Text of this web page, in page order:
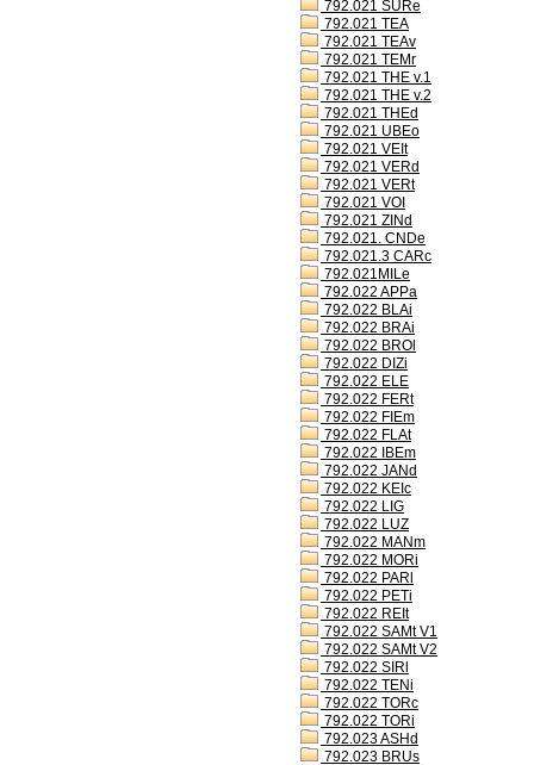
792.021 SURe
792.021 TEA
792.021 TEAv
792.021 TEMr
792.021 THE v.1
792.021 THE v.2
792.021 THEd
792.021 UBEo
792.021 VEIt
792.021 VERd
792.021 VERt
792.021 VOI
792.021 ZINd
792.021. CNDe
792.021.3 CARc
792.021MILe
792.022 APPa
792.022 BLAi
792.022 BRAi
792.022 BROl
792.022 DIZi
792.022 ELE
792.022 FERt
792.022 FIEm
792.022 FLAt
792.022 IBEm
792.022 JANd
792.022 KEIc
792.022 LIG
792.022 LUZ
792.022 MANm
792.022 MORi
792.022 PARl
792.022 PETi
792.022 REIt
792.022 SAMt V1
792.022 SAMt V2
792.022 SIRl
792.022 TENi
792.022 TORc
792.022 TORi
792.023 ASHd
792.023 BRUs